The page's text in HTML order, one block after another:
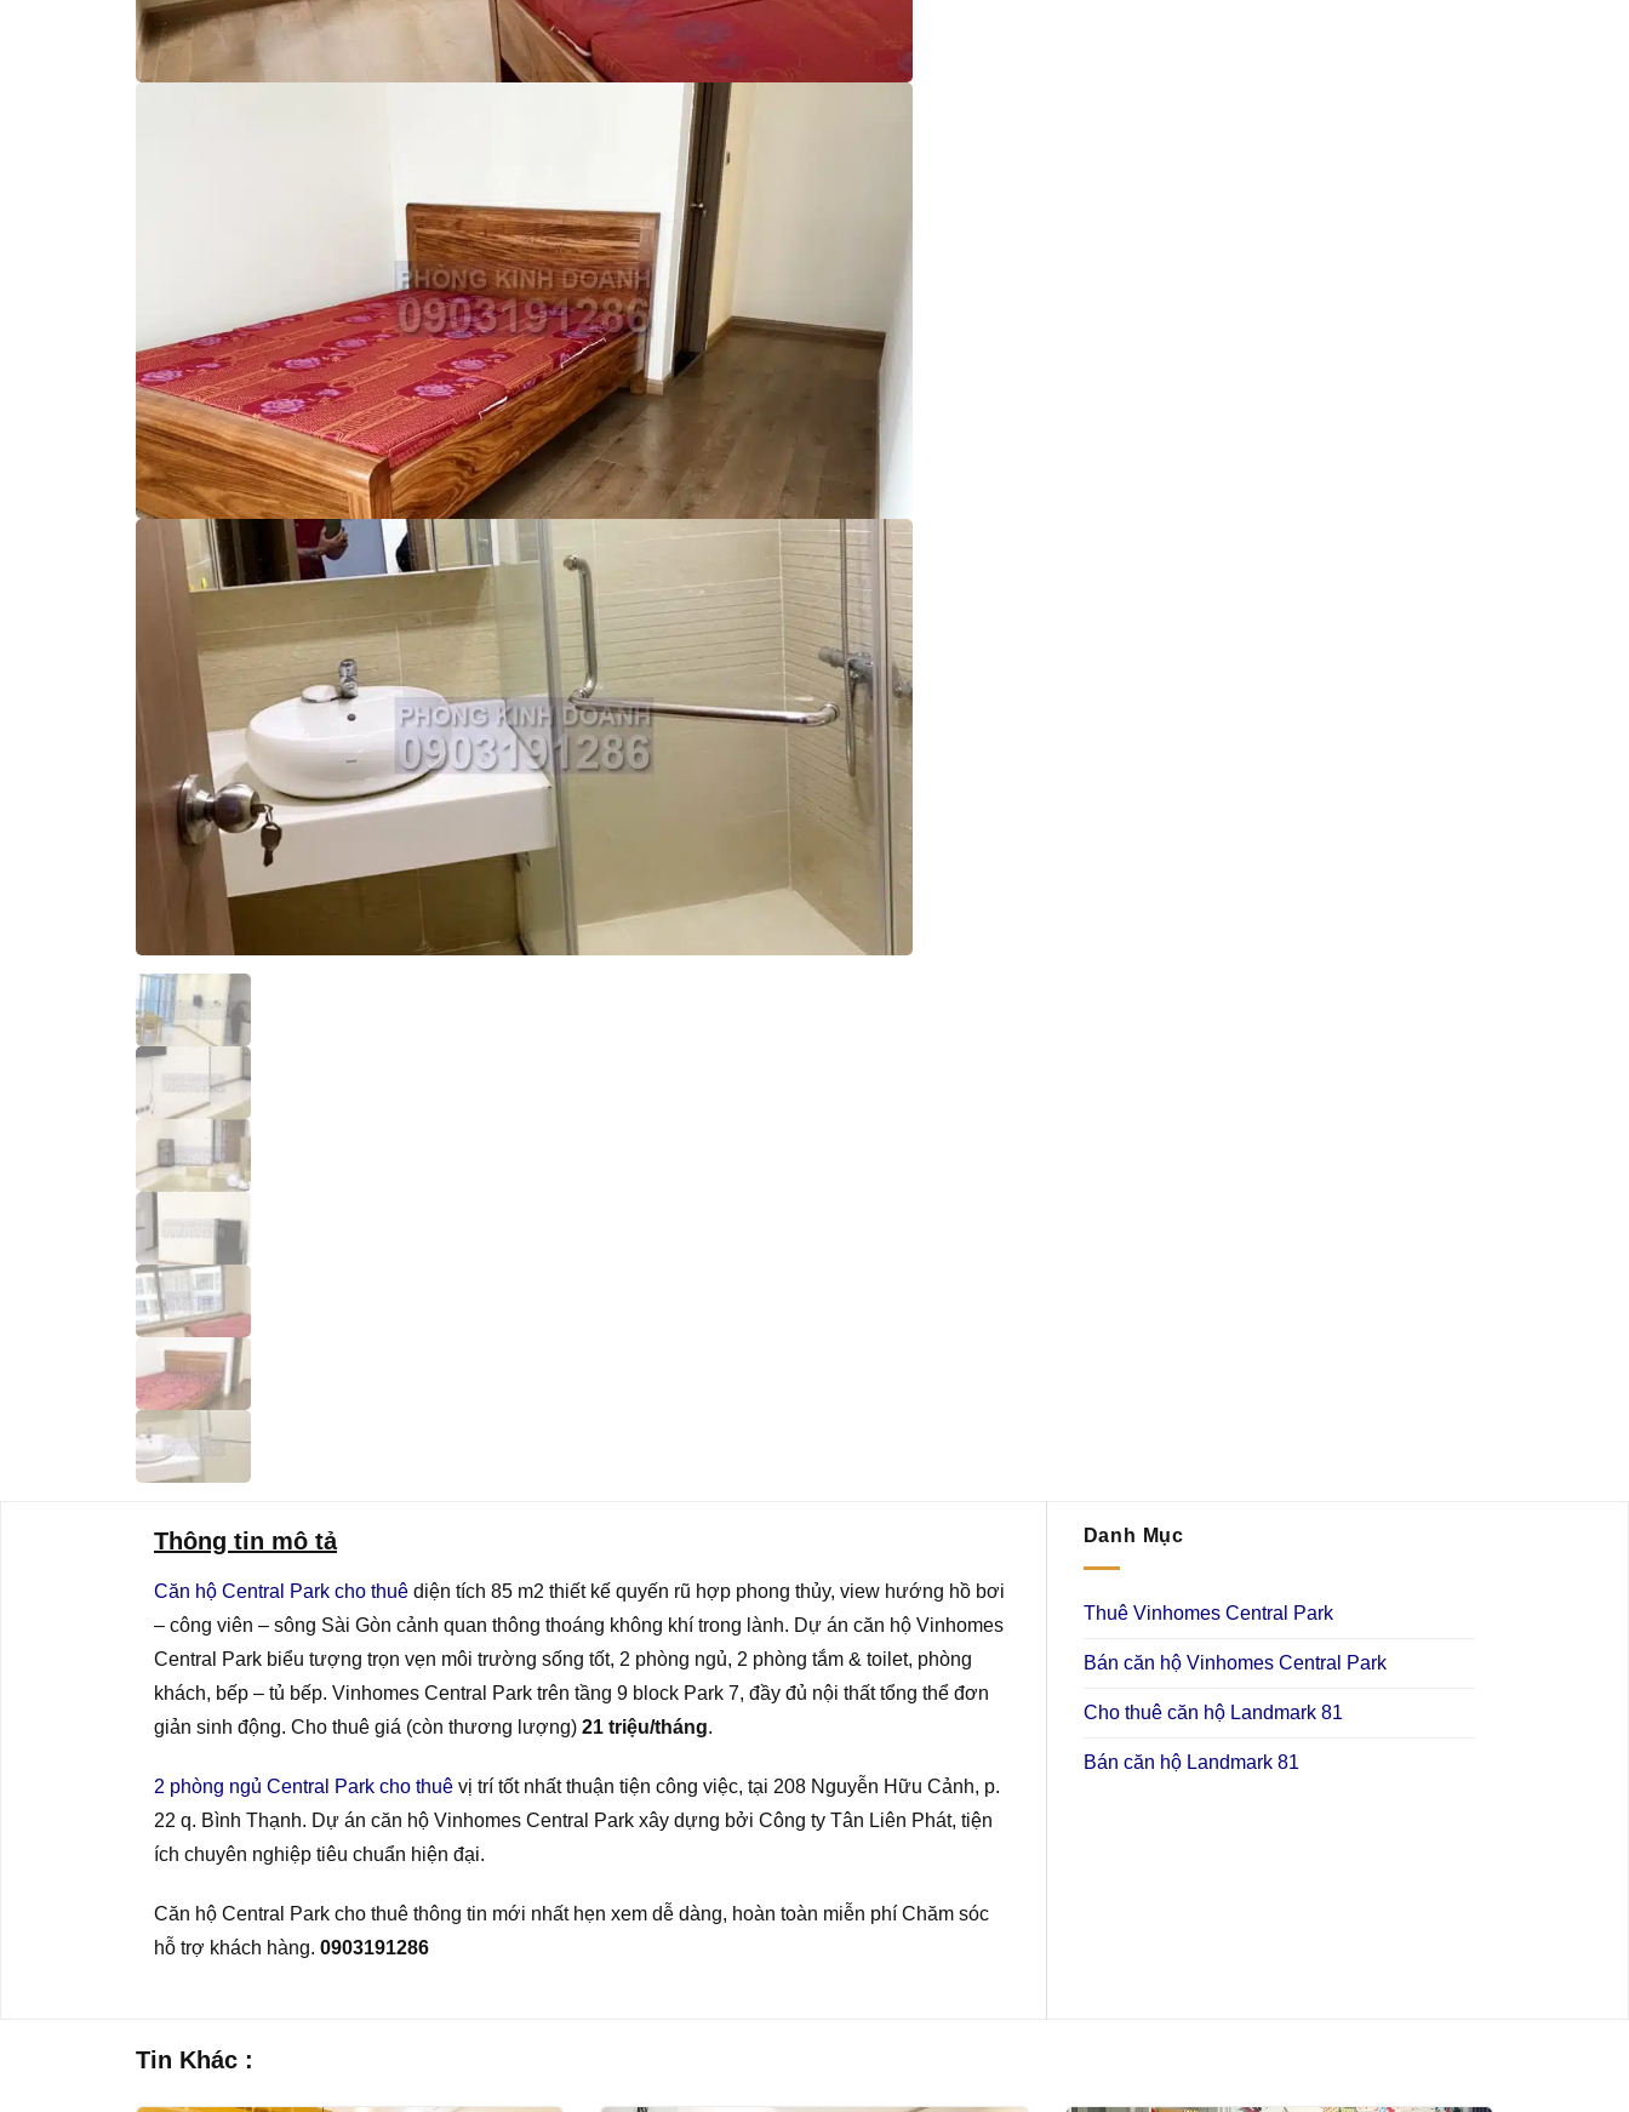
Thông tin mô tả
Căn hộ Central Park cho thuê diện tích 85 m2 thiết kế quyến rũ hợp phong thủy, view hướng hồ bơi
– công viên – sông Sài Gòn cảnh quan thông thoáng không khí trong lành. Dự án căn hộ Vinhomes
Central Park biểu tượng trọn vẹn môi trường sống tốt, 2 phòng ngủ, 2 phòng tắm & toilet, phòng
khách, bếp – tủ bếp. Vinhomes Central Park trên tầng 9 block Park 7, đầy đủ nội thất tổng thể đơn
giản sinh động. Cho thuê giá (còn thương lượng) 21 triệu/tháng.
2 phòng ngủ Central Park cho thuê vị trí tốt nhất thuận tiện công việc, tại 208 Nguyễn Hữu Cảnh, p.
22 q. Bình Thạnh. Dự án căn hộ Vinhomes Central Park xây dựng bởi Công ty Tân Liên Phát, tiện
ích chuyên nghiệp tiêu chuẩn hiện đại.
Căn hộ Central Park cho thuê thông tin mới nhất hẹn xem dễ dàng, hoàn toàn miễn phí Chăm sóc
hỗ trợ khách hàng. 0903191286
Danh Mục
Thuê Vinhomes Central Park
Bán căn hộ Vinhomes Central Park
Cho thuê căn hộ Landmark 81
Bán căn hộ Landmark 81
Tin Khác :